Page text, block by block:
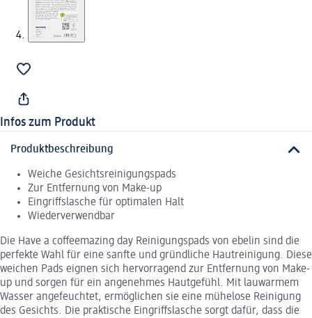
Infos zum Produkt
Produktbeschreibung
Weiche Gesichtsreinigungspads
Zur Entfernung von Make-up
Eingriffslasche für optimalen Halt
Wiederverwendbar
Die Have a coffeemazing day Reinigungspads von ebelin sind die
perfekte Wahl für eine sanfte und gründliche Hautreinigung. Diese
weichen Pads eignen sich hervorragend zur Entfernung von Make-
up und sorgen für ein angenehmes Hautgefühl. Mit lauwarmem
Wasser angefeuchtet, ermöglichen sie eine mühelose Reinigung
des Gesichts. Die praktische Eingriffslasche sorgt dafür, dass die